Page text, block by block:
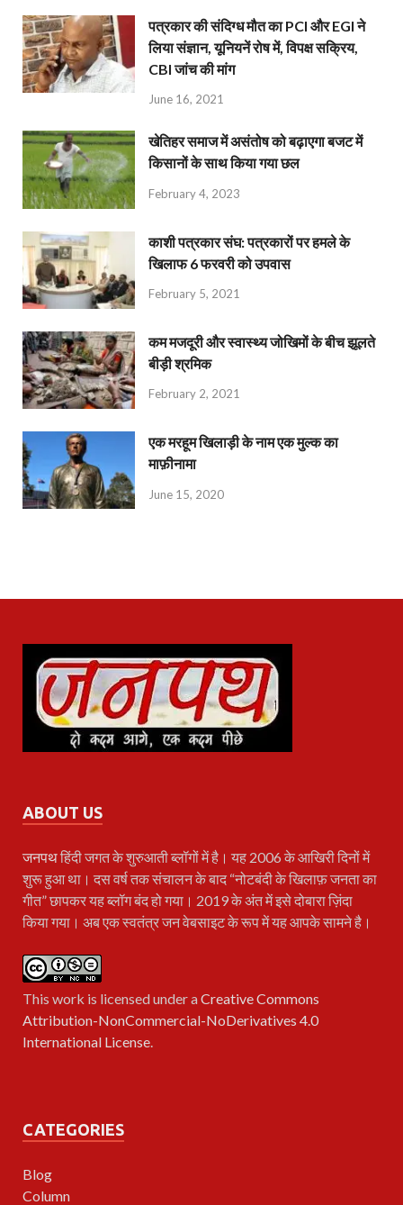
पत्रकार की संदिग्ध मौत का PCI और EGI ने
लिया संज्ञान, यूनियनें रोष में, विपक्ष सक्रिय,
CBI जांच की मांग
June 16, 2021
खेतिहर समाज में असंतोष को बढ़ाएगा बजट में
किसानों के साथ किया गया छल
February 4, 2023
काशी पत्रकार संघ: पत्रकारों पर हमले के
खिलाफ 6 फरवरी को उपवास
February 5, 2021
कम मजदूरी और स्वास्थ्य जोखिमों के बीच झूलते
बीड़ी श्रमिक
February 2, 2021
एक मरहूम खिलाड़ी के नाम एक मुल्क का
माफ़ीनामा
June 15, 2020
ABOUT US
जनपथहिंदी जगत के शुरुआती ब्लॉगों में है। यह 2006 के आखिरी दिनों में
शुरू हुआ था। दस वर्ष तक संचालन के बाद “नोटबंदी के खिलाफ़ जनता का
गीत” छापकर यह ब्लॉग बंद हो गया। 2019 के अंत में इसे दोबारा ज़िंदा
किया गया। अब एक स्वतंत्र जन वेबसाइट के रूप में यह आपके सामने है।
This work is licensed under aCreative Commons
Attribution-NonCommercial-NoDerivatives 4.0
International License.
CATEGORIES
Blog
Column